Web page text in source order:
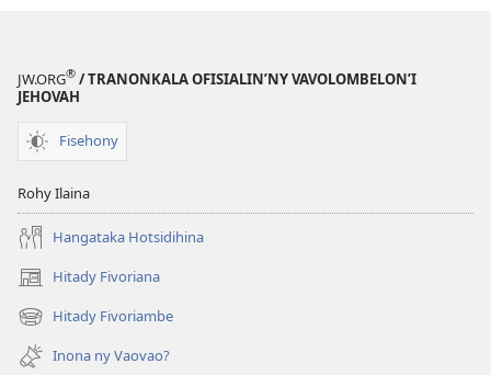
JW.ORG® / TRANONKALA OFISIALIN’NY VAVOLOMBELON’I
JEHOVAH
Fisehony
Rohy Ilaina
Hangataka Hotsidihina
Hitady Fivoriana
(manokatra
rohy) Hitady Fivoriambe
(manokatra
rohy) Inona ny Vaovao?